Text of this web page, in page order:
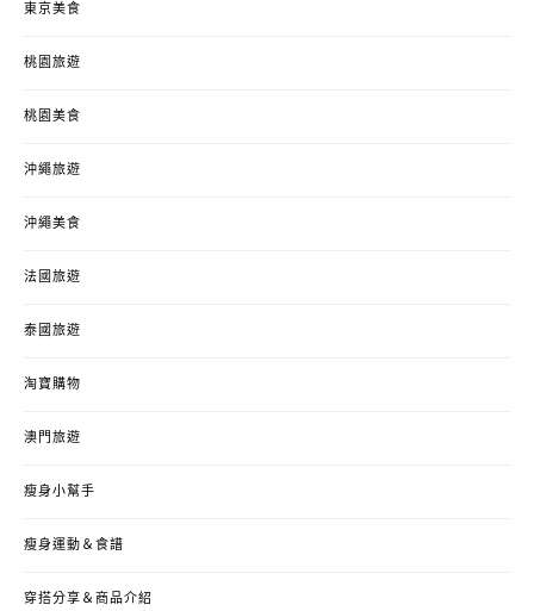
東京美食
桃園旅遊
桃園美食
沖繩旅遊
沖繩美食
法國旅遊
泰國旅遊
淘寶購物
澳門旅遊
瘦身小幫手
瘦身運動＆食譜
穿搭分享＆商品介紹